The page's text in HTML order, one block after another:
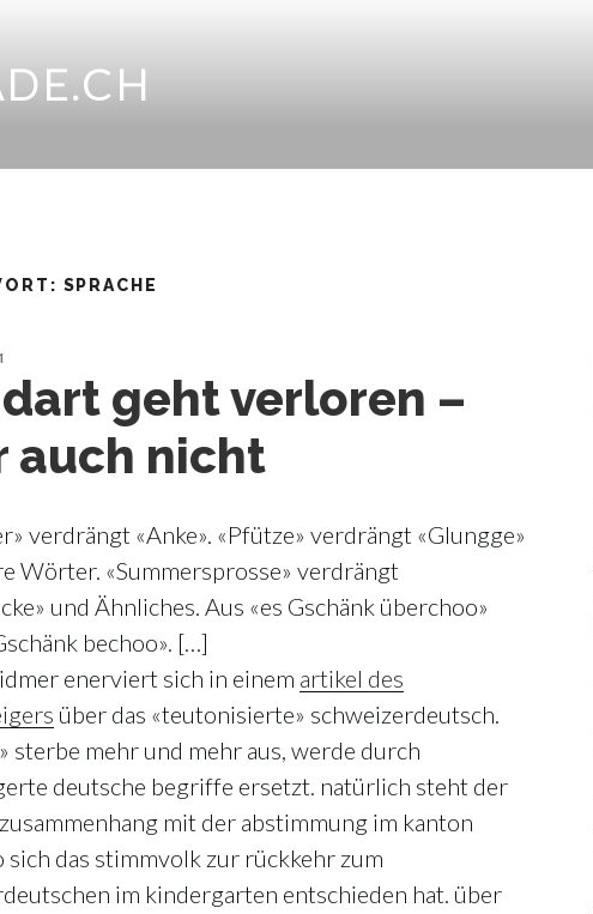
SPRACHE
geht verloren –
auch nicht
verdrängt «Anke». «Pfütze» verdrängt «Glungge»
Wörter. «Summersprosse» verdrängt
und Ähnliches. Aus «es Gschänk überchoo»
bechoo». […]
enerviert sich in einem artikel des
über das «teutonisierte» schweizerdeutsch.
sterbe mehr und mehr aus, werde durch
deutsche begriffe ersetzt. natürlich steht der
mit der abstimmung im kanton
sich das stimmvolk zur rückkehr zum
im kindergarten entschieden hat. über